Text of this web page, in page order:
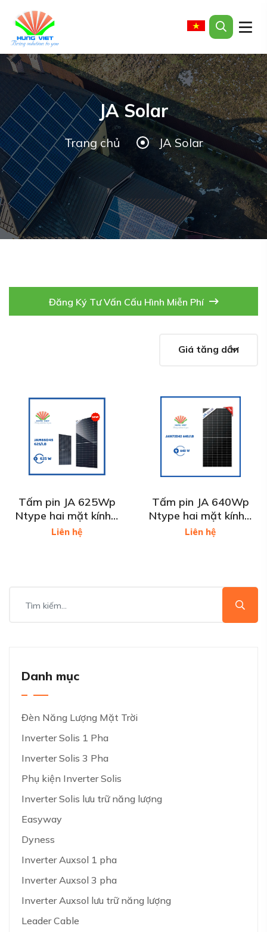
JA Solar
Trang chủ JA Solar
Đăng Ký Tư Vấn Cấu Hình Miễn Phí
Giá tăng dần
Tấm pin JA 625Wp
Ntype hai mặt kính -
JAM66D45 625/LB
Liên hệ
Tấm pin JA 640Wp
Ntype hai mặt kính -
JAM72D42-640/LB
Liên hệ
Danh mục
Đèn Năng Lượng Mặt Trời
Inverter Solis 1 Pha
Inverter Solis 3 Pha
Phụ kiện Inverter Solis
Inverter Solis lưu trữ năng lượng
Easyway
Dyness
Inverter Auxsol 1 pha
Inverter Auxsol 3 pha
Inverter Auxsol lưu trữ năng lượng
Leader Cable